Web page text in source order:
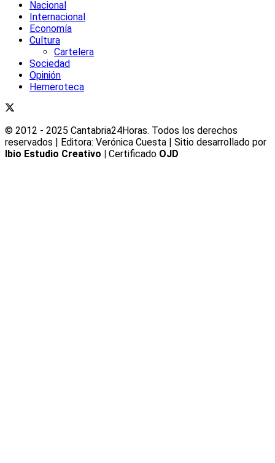
Nacional
Internacional
Economía
Cultura
Cartelera
Sociedad
Opinión
Hemeroteca
© 2012 - 2025 Cantabria24Horas. Todos los derechos
reservados | Editora: Verónica Cuesta | Sitio desarrollado por
Ibio Estudio Creativo | Certificado OJD